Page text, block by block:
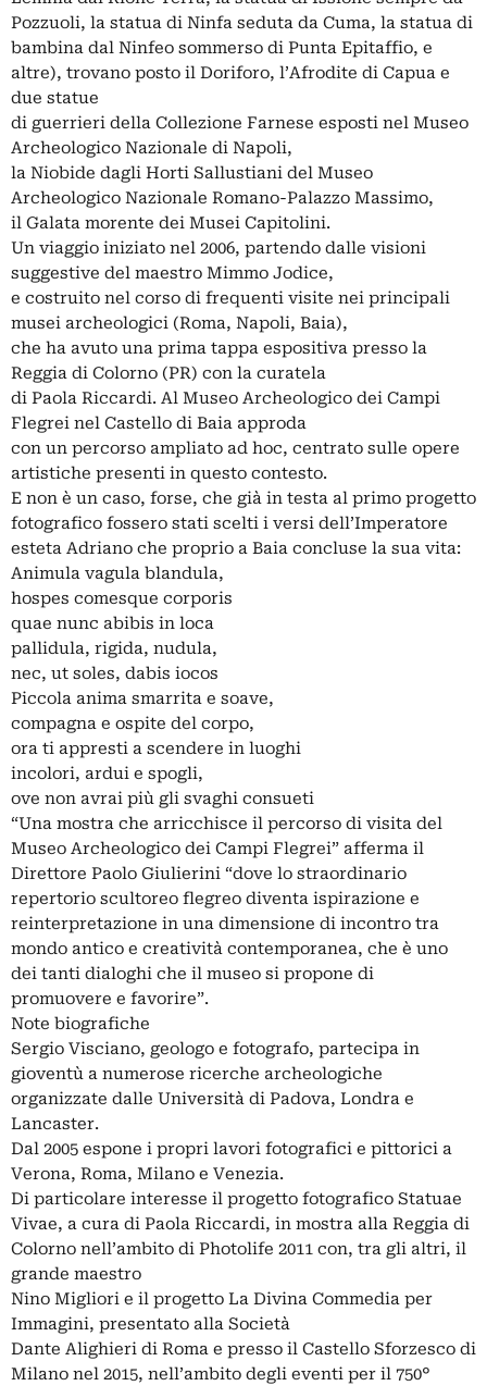
Pozzuoli, la statua di Ninfa seduta da Cuma, la statua di
bambina dal Ninfeo sommerso di Punta Epitaffio, e
altre), trovano posto il Doriforo, l’Afrodite di Capua e
due statue
di guerrieri della Collezione Farnese esposti nel Museo
Archeologico Nazionale di Napoli,
la Niobide dagli Horti Sallustiani del Museo
Archeologico Nazionale Romano-Palazzo Massimo,
il Galata morente dei Musei Capitolini.
Un viaggio iniziato nel 2006, partendo dalle visioni
suggestive del maestro Mimmo Jodice,
e costruito nel corso di frequenti visite nei principali
musei archeologici (Roma, Napoli, Baia),
che ha avuto una prima tappa espositiva presso la
Reggia di Colorno (PR) con la curatela
di Paola Riccardi. Al Museo Archeologico dei Campi
Flegrei nel Castello di Baia approda
con un percorso ampliato ad hoc, centrato sulle opere
artistiche presenti in questo contesto.
E non è un caso, forse, che già in testa al primo progetto
fotografico fossero stati scelti i versi dell’Imperatore
esteta Adriano che proprio a Baia concluse la sua vita:
Animula vagula blandula,
hospes comesque corporis
quae nunc abibis in loca
pallidula, rigida, nudula,
nec, ut soles, dabis iocos
Piccola anima smarrita e soave,
compagna e ospite del corpo,
ora ti appresti a scendere in luoghi
incolori, ardui e spogli,
ove non avrai più gli svaghi consueti
“Una mostra che arricchisce il percorso di visita del
Museo Archeologico dei Campi Flegrei” afferma il
Direttore Paolo Giulierini “dove lo straordinario
repertorio scultoreo flegreo diventa ispirazione e
reinterpretazione in una dimensione di incontro tra
mondo antico e creatività contemporanea, che è uno
dei tanti dialoghi che il museo si propone di
promuovere e favorire”.
Note biografiche
Sergio Visciano, geologo e fotografo, partecipa in
gioventù a numerose ricerche archeologiche
organizzate dalle Università di Padova, Londra e
Lancaster.
Dal 2005 espone i propri lavori fotografici e pittorici a
Verona, Roma, Milano e Venezia.
Di particolare interesse il progetto fotografico Statuae
Vivae, a cura di Paola Riccardi, in mostra alla Reggia di
Colorno nell’ambito di Photolife 2011 con, tra gli altri, il
grande maestro
Nino Migliori e il progetto La Divina Commedia per
Immagini, presentato alla Società
Dante Alighieri di Roma e presso il Castello Sforzesco di
Milano nel 2015, nell’ambito degli eventi per il 750°